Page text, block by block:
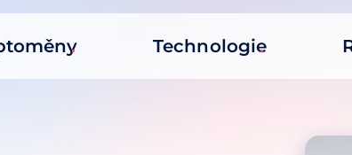
Technologie